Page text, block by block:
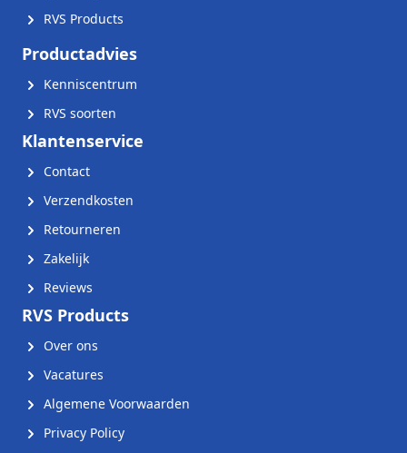
RVS Products
Productadvies
Kenniscentrum
RVS soorten
Klantenservice
Contact
Verzendkosten
Retourneren
Zakelijk
Reviews
RVS Products
Over ons
Vacatures
Algemene Voorwaarden
Privacy Policy